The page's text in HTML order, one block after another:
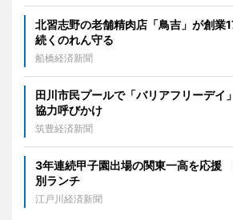
北習志野の老舗精肉店「鳥吉」が創
続くのれん守る
船橋経済新聞
田川市民プールで「バリアフリーデ
協力呼びかけ
筑豊経済新聞
3年連続甲子園出場の関東一高を応援
別ランチ
江戸川経済新聞